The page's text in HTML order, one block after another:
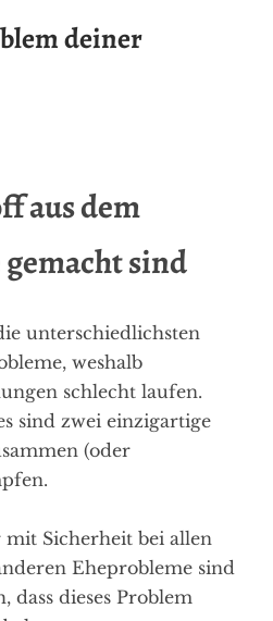
deiner
aus dem
sind
unterschiedlichsten
weshalb
schlecht laufen.
sind zwei einzigartige
(oder
Sicherheit bei allen
Eheprobleme sind
dieses Problem